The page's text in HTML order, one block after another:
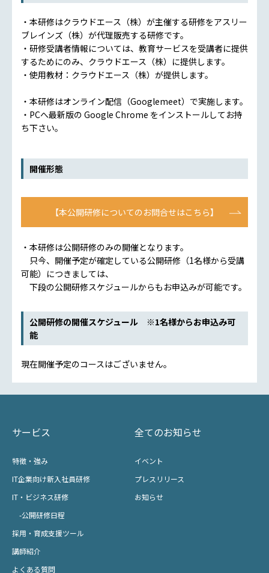
・本研修はクラウドエース（株）が主催する研修をアスリー
ブレインズ（株）が代理販売する研修です。
・研修受講者情報については、教育サービスを受講者に提供
するためにのみ、クラウドエース（株）に提供します。
・使用教材：クラウドエース（株）が提供します。
・本研修はオンライン配信（Googlemeet）で実施します。
・PCへ最新版の Google Chrome をインストールしてお持
ち下さい。
開催形態
【本公開研修についてのお問合せはこちら】
・本研修は公開研修のみの開催となります。
只今、開催予定が確定している公開研修（1名様から受講
可能）につきましては、
下段の公開研修スケジュールからもお申込みが可能です。
公開研修の開催スケジュール ※1名様からお申込み可
能
現在開催予定のコースはございません。
サービス
特徴・強み
IT企業向け新入社員研修
IT・ビジネス研修
-公開研修日程
採用・育成支援ツール
講師紹介
よくある質問
全てのお知らせ
イベント
プレスリリース
お知らせ